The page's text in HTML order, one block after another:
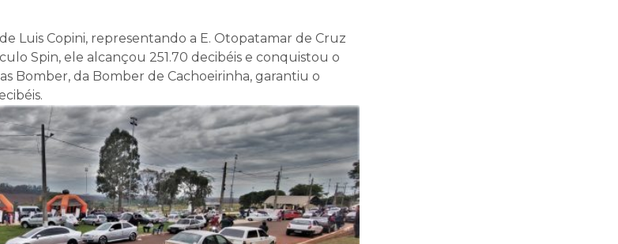
Luis Copini, representando a E. Otopatamar de Cruz
Spin, ele alcançou 251.70 decibéis e conquistou o
Bomber, da Bomber de Cachoeirinha, garantiu o